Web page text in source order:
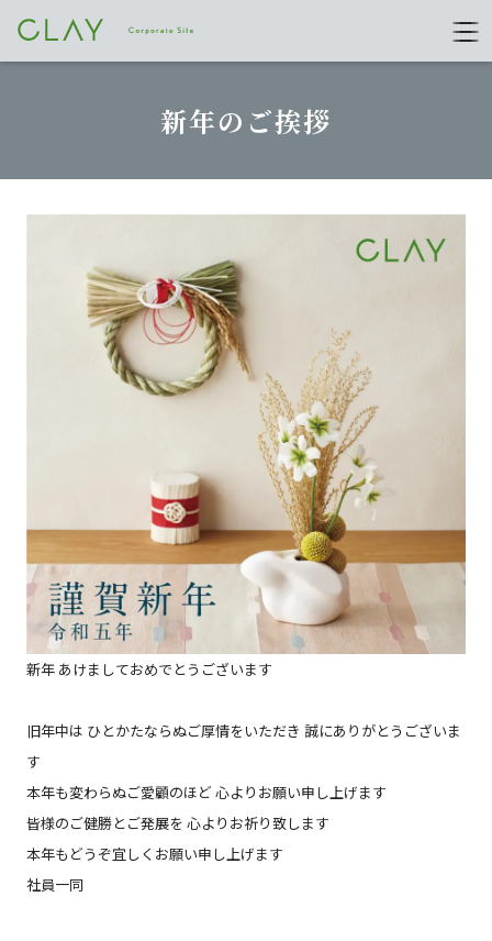
新年のご挨拶
新年 あけましておめでとうございます
旧年中は ひとかたならぬご厚情をいただき 誠にありがとうございま
す
本年も変わらぬご愛顧のほど 心よりお願い申し上げます
皆様のご健勝とご発展を 心よりお祈り致します
本年もどうぞ宜しくお願い申し上げます
社員一同